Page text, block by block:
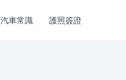
汽車常識 護照簽證